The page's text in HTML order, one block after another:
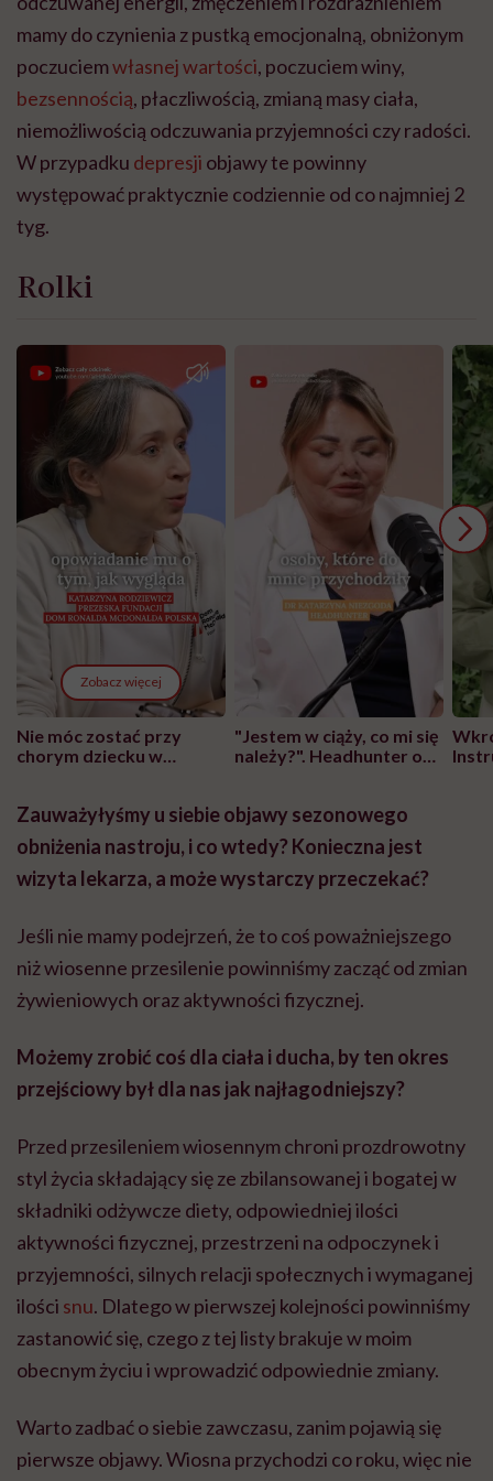
mamy do czynienia z pustką emocjonalną, obniżonym
poczuciemwłasnej wartości, poczuciem winy,
bezsennością, płaczliwością, zmianą masy ciała,
niemożliwością odczuwania przyjemności czy radości.
W przypadku depresji objawy te powinny
występować praktycznie codziennie od co najmniej 2
tyg.
Rolki
Zobacz więcej
Nie móc zostać przy
chorym dziecku w
może chyba tylko
głupota i brak
wyobraźni"
"Jestem w ciąży, co mi się
należy?". Headhunter o
pracy
Zauważyłyśmy u siebie objawy sezonowego
obniżenia nastroju, i co wtedy? Konieczna jest
wizyta lekarza, a może wystarczy przeczekać?
Jeśli nie mamy podejrzeń, że to coś poważniejszego
niż wiosenne przesilenie powinniśmy zacząć od zmian
żywieniowych oraz aktywności fizycznej.
Możemy zrobić coś dla ciała i ducha, by ten okres
przejściowy był dla nas jak najłagodniejszy?
Przed przesileniem wiosennym chroni prozdrowotny
styl życia składający się ze zbilansowanej i bogatej w
składniki odżywcze diety, odpowiedniej ilości
aktywności fizycznej, przestrzeni na odpoczynek i
przyjemności, silnych relacji społecznych i wymaganej
ilości snu. Dlatego w pierwszej kolejności powinniśmy
zastanowić się, czego z tej listy brakuje w moim
obecnym życiu i wprowadzić odpowiednie zmiany.
Warto zadbać o siebie zawczasu, zanim pojawią się
pierwsze objawy. Wiosna przychodzi co roku, więc nie